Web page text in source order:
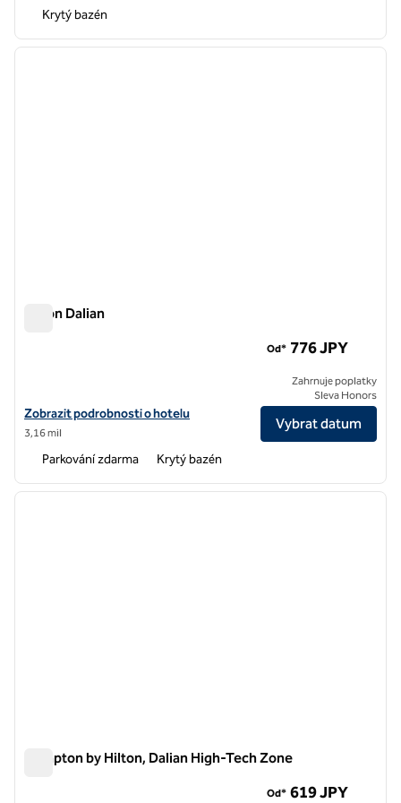
Krytý bazén
1 z 12
další
Hilton Dalian
Zobrazit podrobnosti o hotelu Hilton Dalian
Zobrazit podrobnosti o hotelu
3,16 mil
Od* 776 JPY
Zahrnuje poplatky
Sleva Honors
Vybrat datum
Parkování zdarma Krytý bazén
1 z 12
další
Hampton by Hilton, Dalian High-Tech Zone
Od* 619 JPY